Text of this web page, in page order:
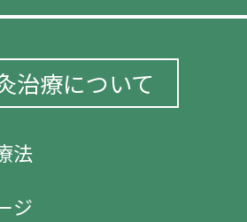
治療について
法
ジ